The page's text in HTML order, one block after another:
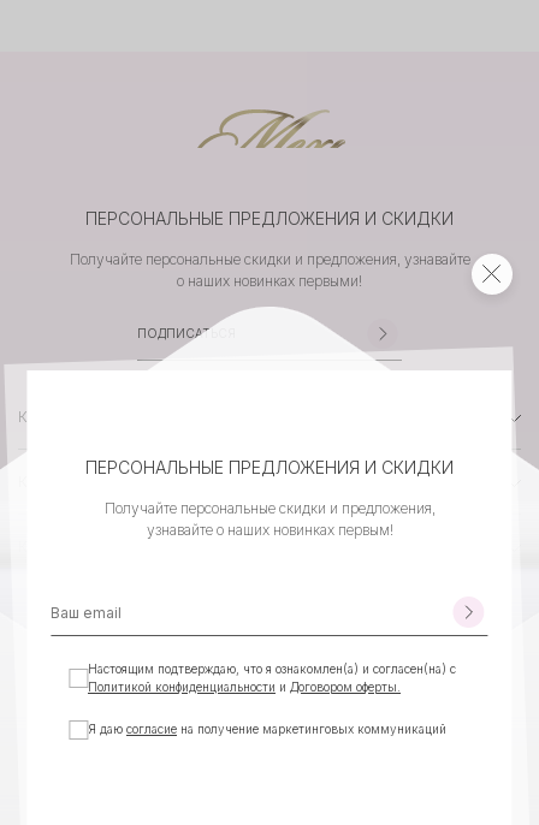
ПЕРСОНАЛЬНЫЕ ПРЕДЛОЖЕНИЯ И СКИДКИ
Получайте персональные скидки и предложения, узнавайте
о наших новинках первыми!
КАТАЛОГ
КОНТАКТЫ
ПЕРСОНАЛЬНЫЕ ПРЕДЛОЖЕНИЯ И СКИДКИ
Получайте персональные скидки и предложения,
узнавайте о наших новинках первым!
Настоящим подтверждаю, что я ознакомлен(а) и согласен(на) с
Политикой конфиденциальности и Договором оферты.
Я даю согласие на получение маркетинговых коммуникаций